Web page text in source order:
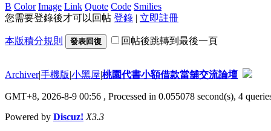
B Color Image Link Quote Code Smilies
您需要登錄後才可以回帖 登錄 | 立即註冊
本版積分規則 發表回復 回帖後跳轉到最後一頁
Archiver|手機版|小黑屋|桃園代書小額借款當舖交流論壇
GMT+8, 2026-8-9 00:56 , Processed in 0.055078 second(s), 4
Powered by Discuz! X3.3